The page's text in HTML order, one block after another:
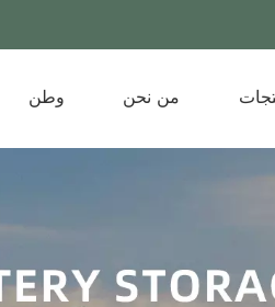
وطن من نحن